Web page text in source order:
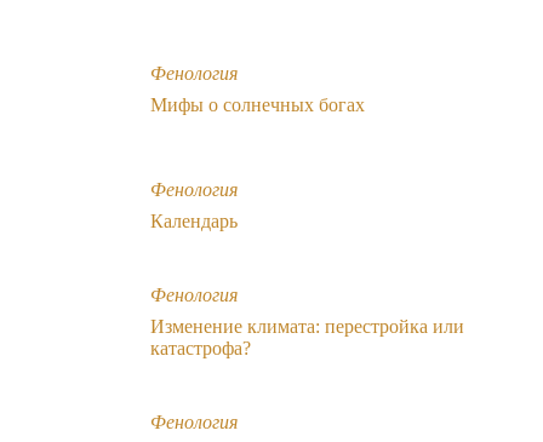
Фенология
Мифы о солнечных богах
Фенология
Календарь
Фенология
Изменение климата: перестройка или
катастрофа?
Фенология